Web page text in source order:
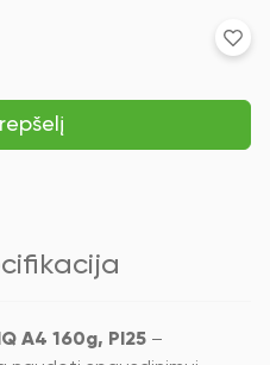
A4 160g, PI25 –